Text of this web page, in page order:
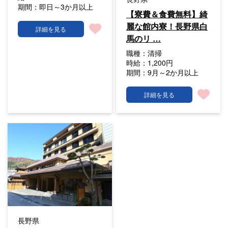
期間： 即日～3か月以上
詳細を見る
【寮費＆食費無料】綺
麗な館内寮！長野県白
馬のリ …
職種：清掃
時給： 1,200円
期間：9月～2か月以上
詳細を見る
長野県